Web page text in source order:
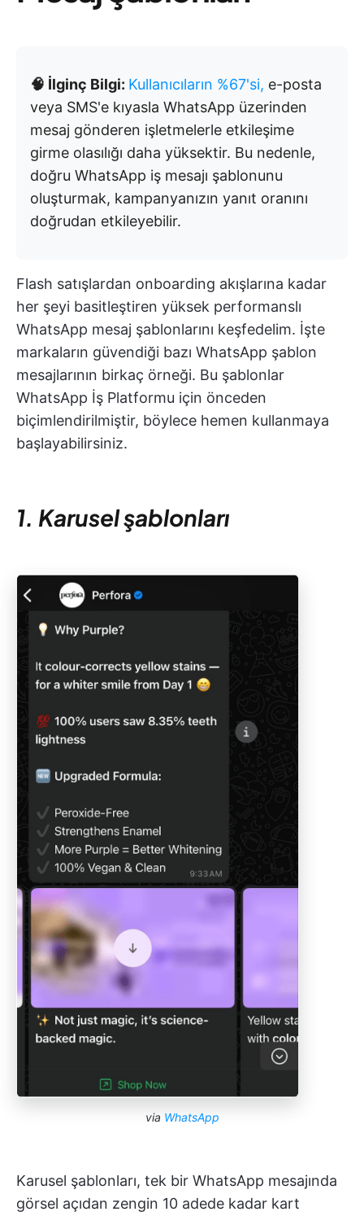
🧠 İlginç Bilgi: Kullanıcıların %67'si, e-posta
veya SMS'e kıyasla WhatsApp üzerinden
mesaj gönderen işletmelerle etkileşime
girme olasılığı daha yüksektir. Bu nedenle,
doğru WhatsApp iş mesajı şablonunu
oluşturmak, kampanyanızın yanıt oranını
doğrudan etkileyebilir.
Flash satışlardan onboarding akışlarına kadar
her şeyi basitleştiren yüksek performanslı
WhatsApp mesaj şablonlarını keşfedelim. İşte
markaların güvendiği bazı WhatsApp şablon
mesajlarının birkaç örneği. Bu şablonlar
WhatsApp İş Platformu için önceden
biçimlendirilmiştir, böylece hemen kullanmaya
başlayabilirsiniz.
1. Karusel şablonları
via WhatsApp
Karusel şablonları, tek bir WhatsApp mesajında
görsel açıdan zengin 10 adede kadar kart